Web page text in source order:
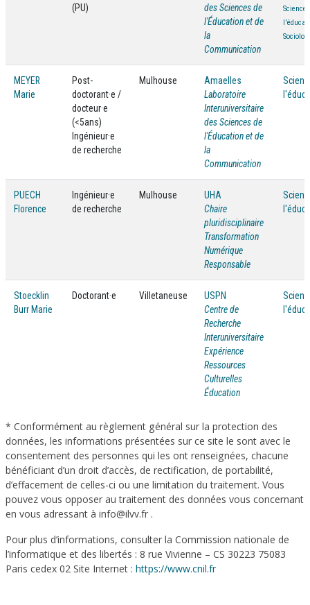
(PU)
des Sciences de
l'Éducation et de
la
Communication
MEYER
Marie
Post-
doctorant·e /
docteur·e
(<5ans)
Ingénieur·e
de recherche
Mulhouse
Amaelles
Laboratoire
Interuniversitaire
des Sciences de
l'Éducation et de
la
Communication
PUECH
Florence
Ingénieur·e
de recherche
Mulhouse
UHA
Chaire
pluridisciplinaire
Transformation
Numérique
Responsable
Stoecklin
Burr Marie
Doctorant·e Villetaneuse
USPN
Centre de
Recherche
Interuniversitaire
Expérience
Ressources
Culturelles
Éducation
* Conformément au règlement général sur la protection des
données, les informations présentées sur ce site le sont avec le
consentement des personnes qui les ont renseignées, chacune
bénéficiant d’un droit d’accès, de rectification, de portabilité,
d’effacement de celles-ci ou une limitation du traitement. Vous
pouvez vous opposer au traitement des données vous concernant
en vous adressant à info@ilvv.fr .
Pour plus d’informations, consulter la Commission nationale de
l’informatique et des libertés : 8 rue Vivienne – CS 30223 75083
Paris cedex 02 Site Internet : https://www.cnil.fr